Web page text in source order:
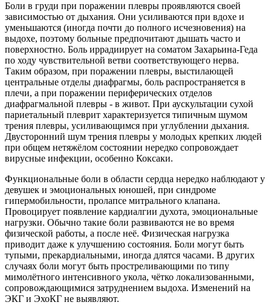
Боли в груди при поражении плевры проявляются своей
зависимостью от дыхания. Они усиливаются при вдохе и
уменьшаются (иногда почти до полного исчезновения) на
выдохе, поэтому больные предпочитают дышать часто и
поверхностно. Боль иррадиирует на соматом Захарьина-Геда
по ходу чувствительной ветви соответствующего нерва.
Таким образом, при поражении плевры, выстилающей
центральные отделы диафрагмы, боль распространяется в
плечи, а при поражении периферических отделов
диафрагмальной плевры - в живот. При аускультации сухой
париетальный плеврит характеризуется типичным шумом
трения плевры, усиливающимся при углублении дыхания.
Двусторонний шум трения плевры у молодых крепких людей
при общем нетяжёлом состоянии нередко сопровождает
вирусные инфекции, особенно Коксаки.
Функциональные боли в области сердца нередко наблюдают у
девушек и эмоциональных юношей, при синдроме
гипермобильности, пролапсе митрального клапана.
Провоцирует появление кардиалгии духота, эмоциональные
нагрузки. Обычно такие боли развиваются не во время
физической работы, а после неё. Физическая нагрузка
приводит даже к улучшению состояния. Боли могут быть
тупыми, прекардиальными, иногда длятся часами. В других
случаях боли могут быть простреливающими по типу
мимолётного интенсивного укола, чётко локализованными,
сопровождающимися затруднением выдоха. Изменений на
ЭКГ и ЭхоКГ не выявляют.